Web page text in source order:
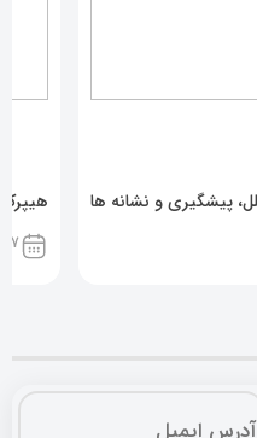
پیشگیری و نشانه ها
1167